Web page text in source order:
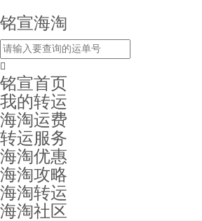
铭宣海淘
铭宣首页
我的转运
海淘运费
转运服务
海淘优惠
海淘攻略
海淘转运
海淘社区